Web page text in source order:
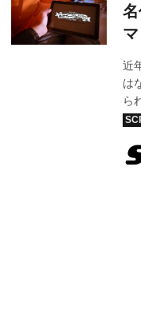
近
は
ら
ド
松